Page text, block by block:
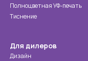
Полноцветная УФ-печать
Тиснение
Для дилеров
Дизайн